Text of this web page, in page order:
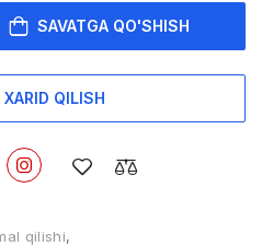
SAVATGA QO'SHISH
QILISH
qilishi,